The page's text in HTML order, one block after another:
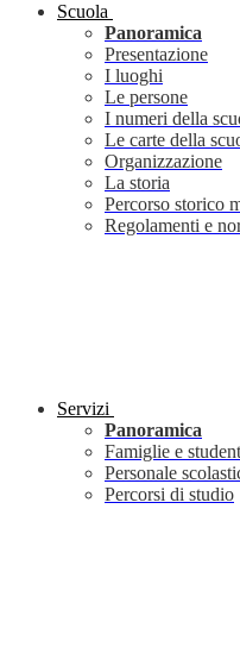
Scuola
Panoramica
Presentazione
I luoghi
Le persone
I numeri della
Le carte della
Organizzazione
La storia
Percorso storico
Regolamenti e
Servizi
Panoramica
Famiglie e
Personale
Percorsi di studio